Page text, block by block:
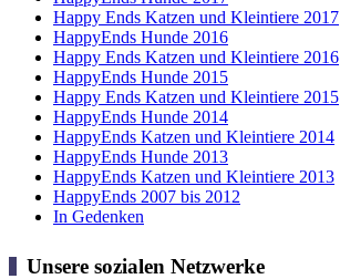
Happy Ends Katzen und Kleintiere 2017
HappyEnds Hunde 2016
Happy Ends Katzen und Kleintiere 2016
HappyEnds Hunde 2015
Happy Ends Katzen und Kleintiere 2015
HappyEnds Hunde 2014
HappyEnds Katzen und Kleintiere 2014
HappyEnds Hunde 2013
HappyEnds Katzen und Kleintiere 2013
HappyEnds 2007 bis 2012
In Gedenken
Unsere sozialen Netzwerke